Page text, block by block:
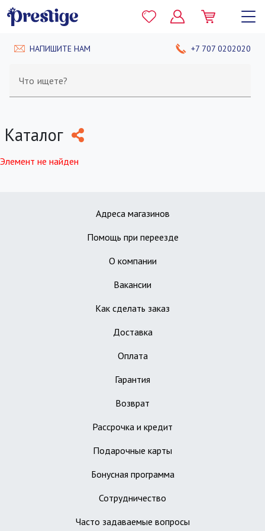
НАПИШИТЕ НАМ +7 707 0202020
Что ищете?
Каталог
Элемент не найден
Адреса магазинов
Помощь при переезде
О компании
Вакансии
Как сделать заказ
Доставка
Оплата
Гарантия
Возврат
Рассрочка и кредит
Подарочные карты
Бонусная программа
Сотрудничество
Часто задаваемые вопросы